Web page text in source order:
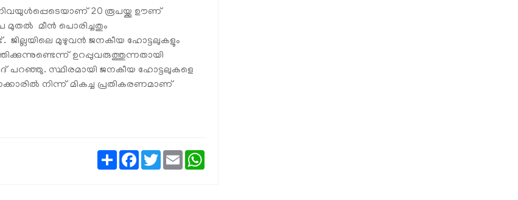
20 രൂപയ്ക്കു ഊണ്
മുതല്‍ മീന്‍ പൊരിച്ചതും
മുഴുവന്‍ ജനകീയ ഹോട്ടലുകളും
ഉറപ്പുവരുത്തുന്നതായി
പറഞ്ഞു. സ്ഥിരമായി ജനകീയ ഹോട്ടലുകളെ
നിന്ന് മികച്ച പ്രതികരണമാണ്
ShareFacebook
TwitterEmail